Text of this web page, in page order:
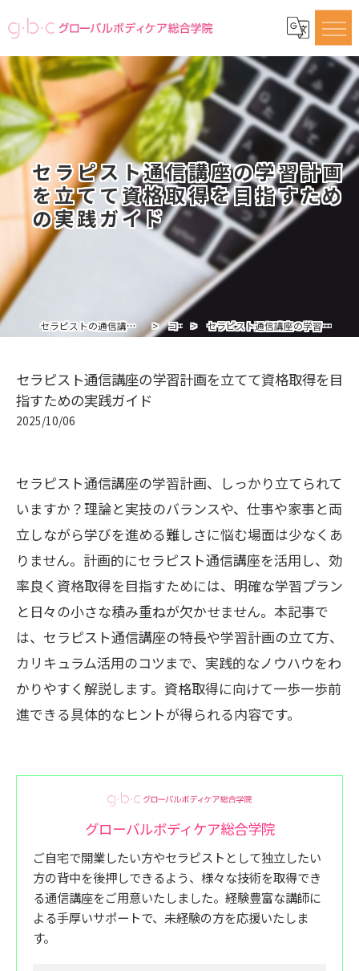
セラピスト通信講座の学習計画
を立てて資格取得を目指すため
の実践ガイド
セラピストの通信講座ならグローバルボディケア総合学院 コラム セラピスト通信講座の学習計画を立てて資格取得を目指すための実践ガイド
セラピスト通信講座の学習計画を立てて資格取得を目
指すための実践ガイド
2025/10/06
セラピスト通信講座の学習計画、しっかり立てられて
いますか？理論と実技のバランスや、仕事や家事と両
立しながら学びを進める難しさに悩む場面は少なくあ
りません。計画的にセラピスト通信講座を活用し、効
率良く資格取得を目指すためには、明確な学習プラン
と日々の小さな積み重ねが欠かせません。本記事で
は、セラピスト通信講座の特長や学習計画の立て方、
カリキュラム活用のコツまで、実践的なノウハウをわ
かりやすく解説します。資格取得に向けて一歩一歩前
進できる具体的なヒントが得られる内容です。
グローバルボディケア総合学院
ご自宅で開業したい方やセラピストとして独立したい
方の背中を後押しできるよう、様々な技術を取得でき
る通信講座をご用意いたしました。経験豊富な講師に
よる手厚いサポートで、未経験の方を応援いたしま
す。